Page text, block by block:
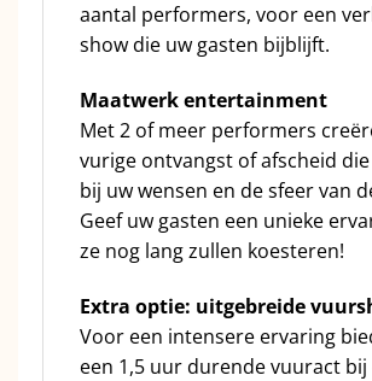
aantal performers, voor een
show die uw gasten bijblijft.
Maatwerk entertainment
Met 2 of meer performers
vurige ontvangst of afscheid
bij uw wensen en de sfeer van
Geef uw gasten een unieke
ze nog lang zullen koesteren!
Extra optie: uitgebreide
Voor een intensere ervaring
een 1,5 uur durende vuuract